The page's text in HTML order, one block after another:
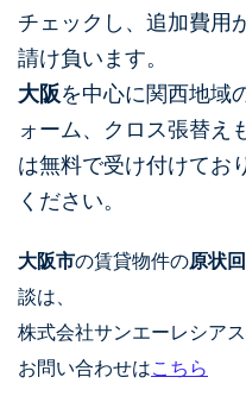
チェックし、追加費用
請け負います。
大阪を中心に関西地域
ォーム、クロス張替え
は無料で受け付けてお
ください。
大阪市の賃貸物件の原状
談は、
株式会社サンエーレシアス
お問い合わせはこちら